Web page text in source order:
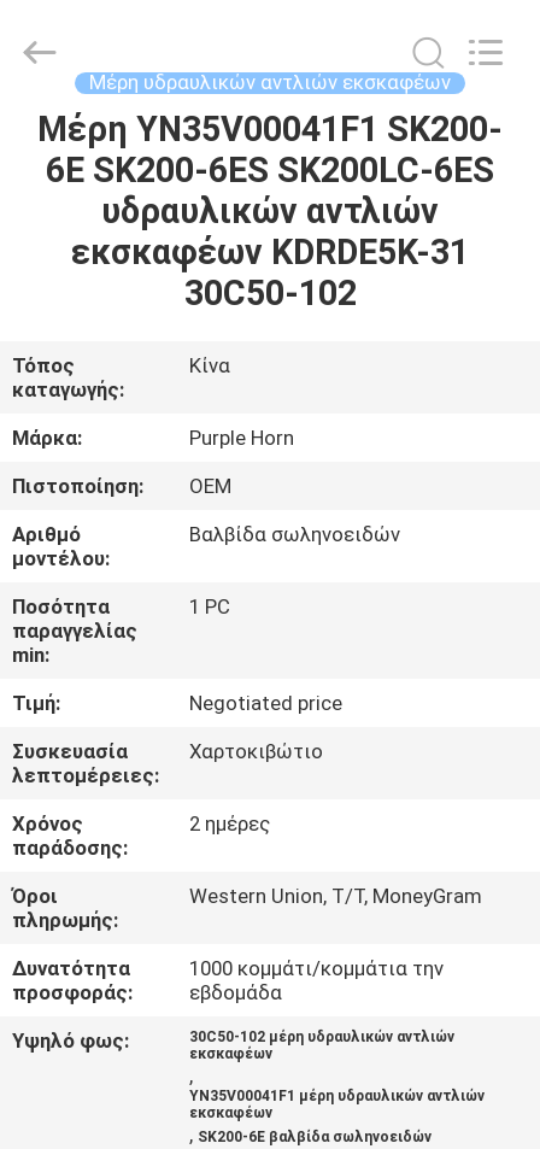
ΣΠΊΤΙ
ΠΡΟΪΌΝΤΑ
ΓΎΡΟΣ
ΕΡΓΟΣΤΑΣΊΩΝ
ΠΟΙΟΤΙΚΌΣ
ΈΛΕΓΧΟΣ
ΜΑΣ
ΣΕ
ΕΠΑΦΉ
BLOG
ΖΗΤΉΣΤΕ
ΈΝΑ
ΑΠΌΣΠΑΣΜΑ
Commerce
Reserved.
Μέρη υδραυλικών αντλιών εκσκαφέων
Μέρη YN35V00041F1 SK200-
6E SK200-6ES SK200LC-6ES
υδραυλικών αντλιών
εκσκαφέων KDRDE5K-31
30C50-102
Τόπος
καταγωγής:
Κίνα
Μάρκα:
Purple Horn
Πιστοποίηση:
OEM
Αριθμό
μοντέλου:
Βαλβίδα σωληνοειδών
Ποσότητα
παραγγελίας
min:
1 PC
Τιμή:
Negotiated price
Συσκευασία
λεπτομέρειες:
Χαρτοκιβώτιο
Χρόνος
παράδοσης:
2 ημέρες
Όροι
πληρωμής:
Western Union, T/T, MoneyGram
Δυνατότητα
προσφοράς:
1000 κομμάτι/κομμάτια την
εβδομάδα
Υψηλό φως:
30C50-102 μέρη υδραυλικών αντλιών
εκσκαφέων
,
YN35V00041F1 μέρη υδραυλικών αντλιών
εκσκαφέων
, SK200-6E βαλβίδα σωληνοειδών